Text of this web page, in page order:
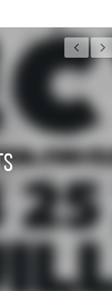
Géocaching
Enquête
recherche des
Evenementen
Uitgaan in Suisse
Cingal
Lokale
Festival des arts vivants